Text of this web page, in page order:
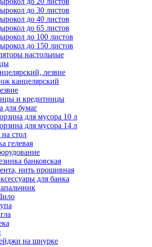
до 30 листов
до 40 листов
до 65 листов
до 100 листов
до 150 листов
настольные
лезвие
канцелярский
и кредитницы
для бумаг
для мусора 10 л
для мусора 14 л
стол
гелевая
банковская
нить прошивная
для банка
на шнурке